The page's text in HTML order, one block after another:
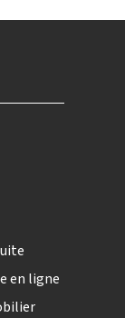
en ligne